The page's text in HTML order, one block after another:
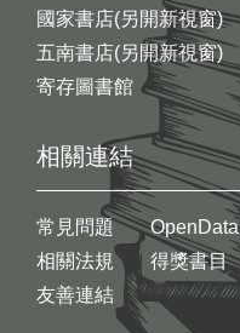
國家書店(另開新視窗)
五南書店(另開新視窗)
寄存圖書館
相關連結
常見問題
相關法規
友善連結
OpenData
得獎書目